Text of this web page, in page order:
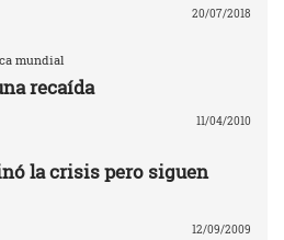
20/07/2018
mundial
recaída
11/04/2010
la crisis pero siguen
12/09/2009